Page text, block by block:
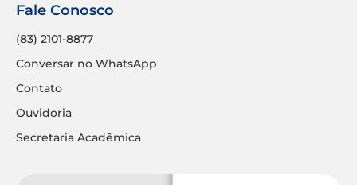
Fale Conosco
(83) 2101-8877
Conversar no WhatsApp
Contato
Ouvidoria
Secretaria Acadêmica